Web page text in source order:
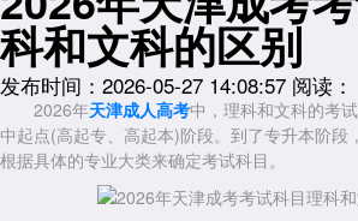
科和文科的区别
发布时间：2026-05-27 14:08:57 阅读：
2026年天津成人高考中，理科和文科的考
中起点(高起专、高起本)阶段。到了专升本阶段
根据具体的专业大类来确定考试科目。